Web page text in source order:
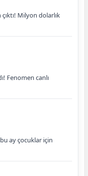
Milyon dolarlık
Fenomen canlı
ay çocuklar için